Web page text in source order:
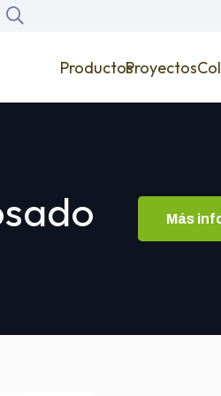
ProductosProyectos
Más